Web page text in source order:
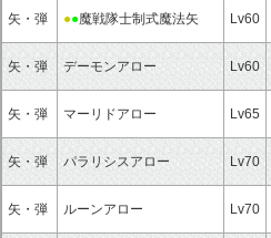
矢・弾 ●●魔戦隊士制式魔法矢 Lv60
矢・弾 デーモンアロー Lv60
矢・弾 マーリドアロー Lv65
矢・弾 パラリシスアロー Lv70
矢・弾 ルーンアロー Lv70